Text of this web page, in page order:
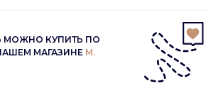
МОЖНО КУПИТЬ ПО
МАГАЗИНЕ М.